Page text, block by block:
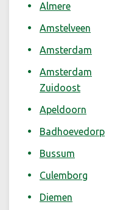
Almere
Amstelveen
Amsterdam
Amsterdam
Zuidoost
Apeldoorn
Badhoevedorp
Bussum
Culemborg
Diemen